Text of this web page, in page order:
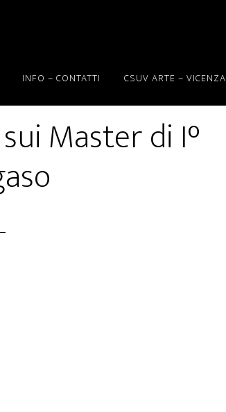
INFO – CONTATTI CSUV ARTE – VICENZA
Master di I°